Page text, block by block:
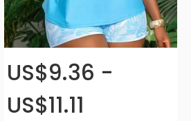
US$9.36 -
US$11.11